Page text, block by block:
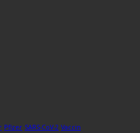
Pfizer SARS-CoV-2 Vaccin